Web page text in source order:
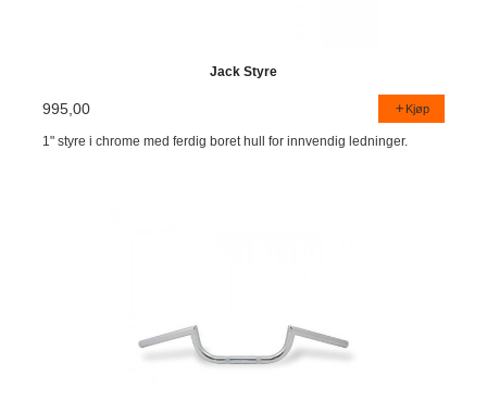
Jack Styre
995,00 Kjøp
1" styre i chrome med ferdig boret hull for innvendig ledninger.